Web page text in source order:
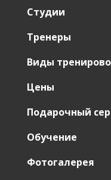
Студии
Тренеры
Виды
Цены
Подарочный
Обучение
Фотогалерея